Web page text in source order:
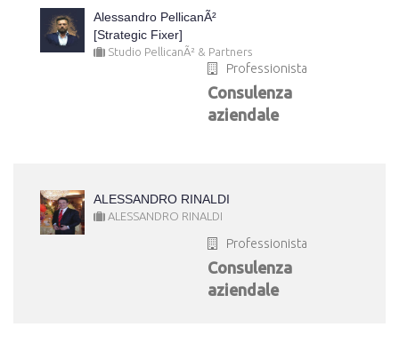
Alessandro PellicanÃ²
[Strategic Fixer]
Studio PellicanÃ² & Partners
Professionista
Consulenza
aziendale
ALESSANDRO RINALDI
ALESSANDRO RINALDI
Professionista
Consulenza
aziendale